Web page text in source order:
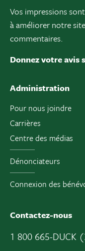
Vos impressions
à améliorer notre
commentaires.
Donnez votre avis
Administration
Pour nous joindre
Carrières
Centre des médias
Dénonciateurs
Connexion des
Contactez-nous
1 800 665-DUCK